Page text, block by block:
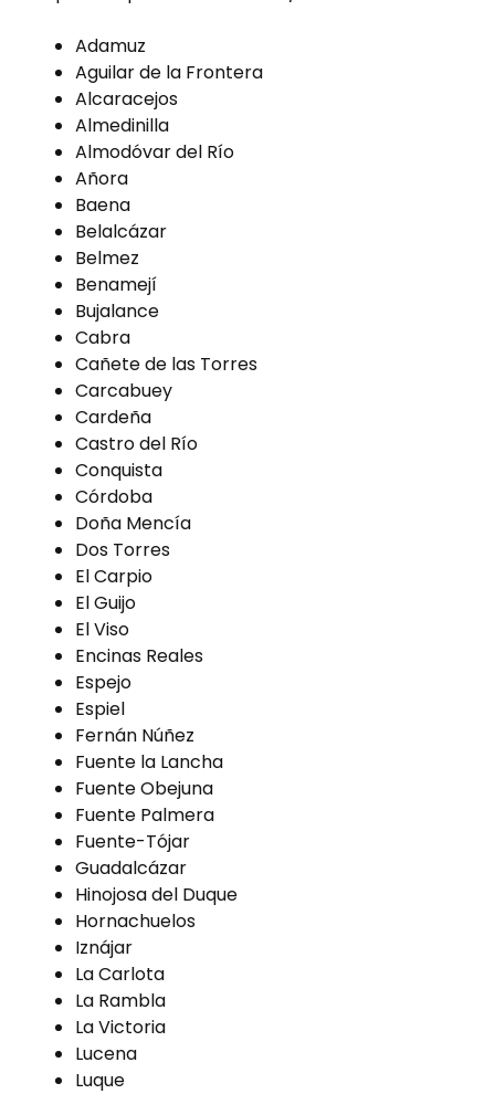
Adamuz
Aguilar de la Frontera
Alcaracejos
Almedinilla
Almodóvar del Río
Añora
Baena
Belalcázar
Belmez
Benamejí
Bujalance
Cabra
Cañete de las Torres
Carcabuey
Cardeña
Castro del Río
Conquista
Córdoba
Doña Mencía
Dos Torres
El Carpio
El Guijo
El Viso
Encinas Reales
Espejo
Espiel
Fernán Núñez
Fuente la Lancha
Fuente Obejuna
Fuente Palmera
Fuente-Tójar
Guadalcázar
Hinojosa del Duque
Hornachuelos
Iznájar
La Carlota
La Rambla
La Victoria
Lucena
Luque